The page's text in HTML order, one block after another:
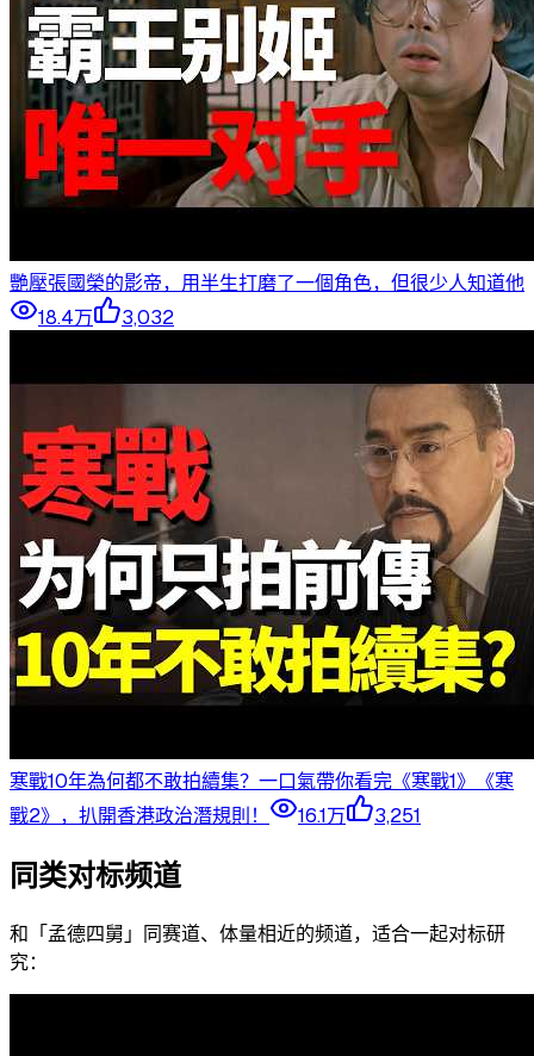
艷壓張國榮的影帝，用半生打磨了一個角色，但很少人知道他
18.4万
3,032
寒戰10年為何都不敢拍續集？一口氣帶你看完《寒戰1》《寒
戰2》，扒開香港政治潛規則！
16.1万 3,251
同类对标频道
和「孟德四舅 」同赛道、体量相近的频道，适合一起对标研
究：